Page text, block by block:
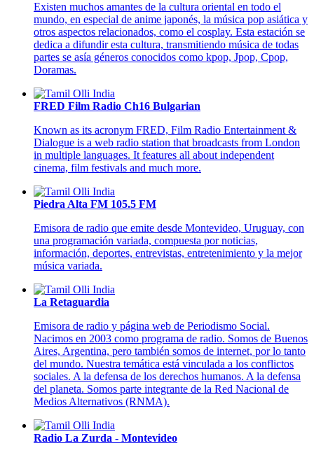
Existen muchos amantes de la cultura oriental en todo el
mundo, en especial de anime japonés, la música pop asiática y
otros aspectos relacionados, como el cosplay. Esta estación se
dedica a difundir esta cultura, transmitiendo música de todas
partes se asía géneros conocidos como kpop, Jpop, Cpop,
Doramas.
FRED Film Radio Ch16 Bulgarian
Known as its acronym FRED, Film Radio Entertainment &
Dialogue is a web radio station that broadcasts from London
in multiple languages. It features all about independent
cinema, film festivals and much more.
Piedra Alta FM 105.5 FM
Emisora de radio que emite desde Montevideo, Uruguay, con
una programación variada, compuesta por noticias,
información, deportes, entrevistas, entretenimiento y la mejor
música variada.
La Retaguardia
Emisora de radio y página web de Periodismo Social.
Nacimos en 2003 como programa de radio. Somos de Buenos
Aires, Argentina, pero también somos de internet, por lo tanto
del mundo. Nuestra temática está vinculada a los conflictos
sociales. A la defensa de los derechos humanos. A la defensa
del planeta. Somos parte integrante de la Red Nacional de
Medios Alternativos (RNMA).
Radio La Zurda - Montevideo